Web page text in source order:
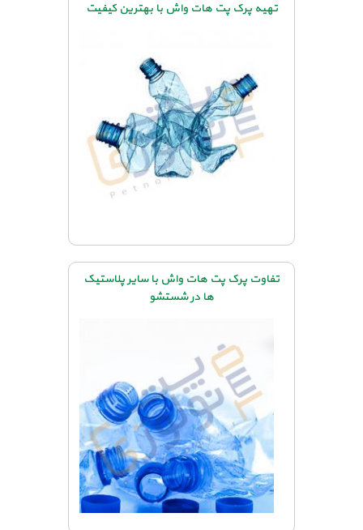
تهیه پرک پت هات واش با بهترین کیفیت
تفاوت پرک پت هات واش با سایر پلاستیک
ها در شستشو